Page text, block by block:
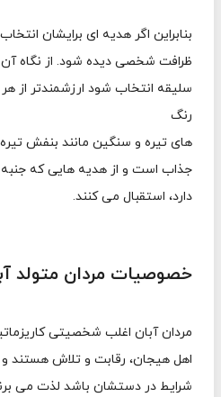
بنابراین اگر هدیه ای برایشان
ظرافت شخصی دیده شود. از نگاه
سلیقه انتخاب شود ارزشمندتر از
رنگ
های تیره و سنگین مانند بنفش
جذاب است و از هدیه هایی که
دارد، استقبال می کنند.
خصوصیات مردان متولد
مردان آبان اغلب شخصیتی
اهل هیجان، رقابت و تلاش هستند و
شرایط در دستشان باشد لذت می